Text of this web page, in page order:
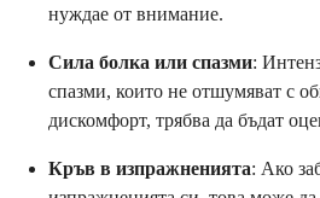
нуждае от внимание.
Сила болка или спазми:
спазми, които не отшумяват с
дискомфорт, трябва да бъдат
Кръв в изпражненията: Ако